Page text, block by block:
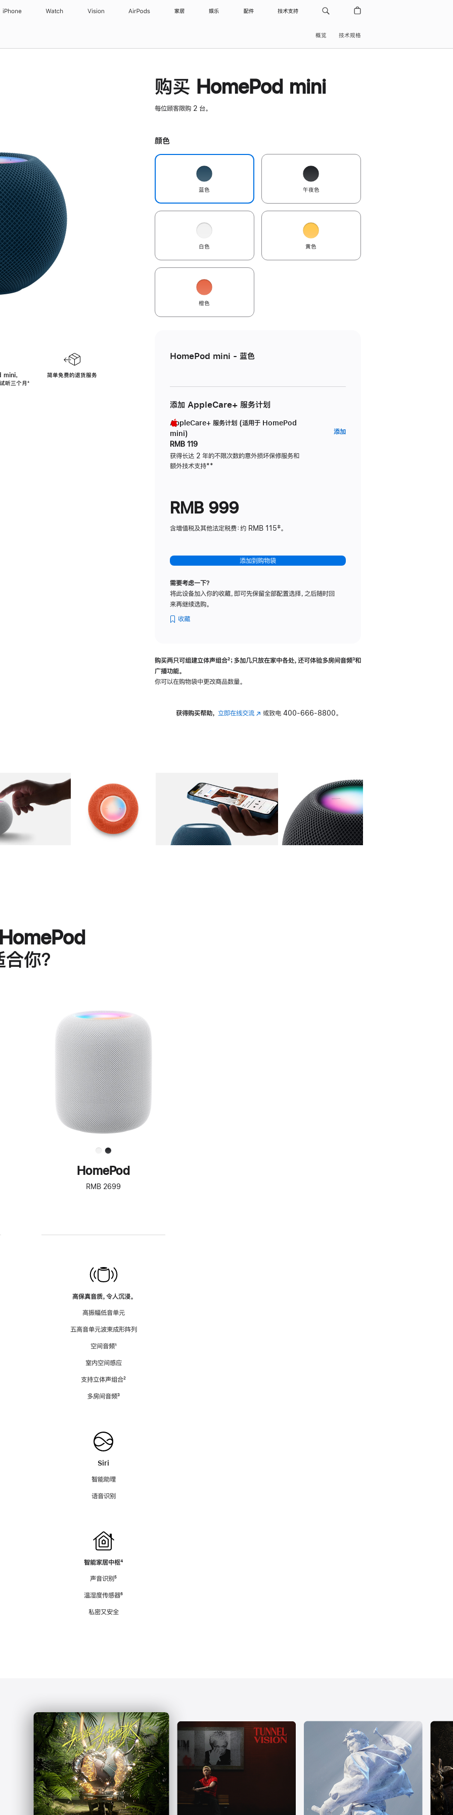
iPhone Watch Vision AirPods 家居 娱乐 配件 技术支持
概览 技术规格
，
听三个月脚
⁺
简单免费的退货服务
购买 HomePod mini
每位顾客限购 2 台。
颜色
蓝色 午夜色
白色 黄色
橙色
HomePod mini - 蓝色
添加 AppleCare+ 服务计划
AppleCare+ 服务计划 (适用于 HomePod
mini)
RMB 119
获得长达 2 年的不限次数的意外损坏保修服务和
额外技术支持脚
**
添加AppleCare+
RMB 999
含增值税及其他法定税费：约 RMB 115‡。
添加到购物袋
需要考虑一下？
将此设备加入你的收藏，即可先保留全部配置选择，之后随时回
来再继续选购。
收藏
购买两只可组建立体声组合脚
²；多加几只放在家中各处，还可体验多‍房‍间音频脚
³和
广播功能。
你可以在购物袋中更改商品数量。
获得购买帮助， 立即在线交流(在 或致电 400-666-8800。
图库 图像 图库 图像 图库 图像 4 图库 图像 5
你？
进
一
步
了
解
HomePod<
HomePod
RMB 2699
高保真音质，令人沉浸。
高振幅低音单元
五高音单元波束成形阵列
空间音频脚
¹
室内空间感应
支持立体声组合脚
²
多房间音频脚
³
Siri
智能助理
语音识别
智能家居中枢脚
⁴
声音识别脚
⁵
温湿度传感器脚
⁶
私密又安全